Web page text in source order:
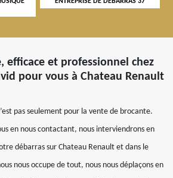
ENTREPRISE DE DÉBARRAS 37
efficace et professionnel chez
pour vous à Chateau Renault
pas seulement pour la vente de brocante.
en nous contactant, nous interviendrons en
débarras sur Chateau Renault et dans le
nous occupe de tout, nous nous déplaçons en